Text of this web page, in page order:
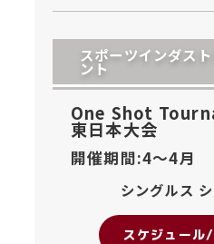
スポーツインダス
ント
One Shot
東日本大会
開催期間:4〜4月
シングルス
スケジュール